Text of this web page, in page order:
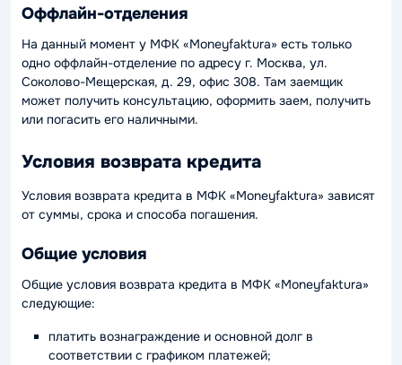
Оффлайн-отделения
На данный момент у МФК «Moneyfaktura» есть только
одно оффлайн-отделение по адресу г. Москва, ул.
Соколово-Мещерская, д. 29, офис 308. Там заемщик
может получить консультацию, оформить заем, получить
или погасить его наличными.
Условия возврата кредита
Условия возврата кредита в МФК «Moneyfaktura» зависят
от суммы, срока и способа погашения.
Общие условия
Общие условия возврата кредита в МФК «Moneyfaktura»
следующие:
платить вознаграждение и основной долг в
соответствии с графиком платежей;